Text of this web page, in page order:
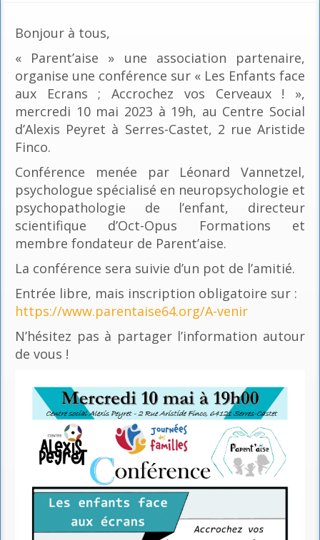
Bonjour à tous,
« Parent’aise » une association partenaire,
organise une conférence sur « Les Enfants face
aux Ecrans ; Accrochez vos Cerveaux ! »,
mercredi 10 mai 2023 à 19h, au Centre Social
d’Alexis Peyret à Serres-Castet, 2 rue Aristide
Finco.
Conférence menée par Léonard Vannetzel,
psychologue spécialisé en neuropsychologie et
psychopathologie de l’enfant, directeur
scientifique d’Oct-Opus Formations et
membre fondateur de Parent’aise.
La conférence sera suivie d’un pot de l’amitié.
Entrée libre, mais inscription obligatoire sur :
https://www.parentaise64.org/A-venir
N’hésitez pas à partager l’information autour
de vous !